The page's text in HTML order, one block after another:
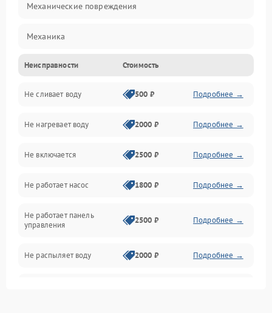
Механические повреждения
Механика
Управление
Электропитание
Датчики
Нагрев
Вода
Гигиена
Программное обеспечение
Неисправности Стоимость
Не сливает воду 500 ₽ Подробнее →
Не нагревает воду 2000 ₽ Подробнее →
Не включается 2500 ₽ Подробнее →
Не работает насос 1800 ₽ Подробнее →
Не работает панель
управления
2500 ₽ Подробнее →
Не распыляет воду 2000 ₽ Подробнее →